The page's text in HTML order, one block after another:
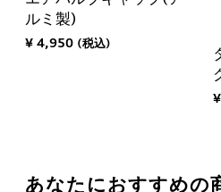
ルミ製)
¥ 4,950 (税込)
あなたにおすすめの